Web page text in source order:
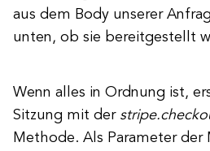
aus dem Body unserer
unten, ob sie bereitgestellt
Wenn alles in Ordnung ist,
Sitzung mit der
Methode. Als Parameter